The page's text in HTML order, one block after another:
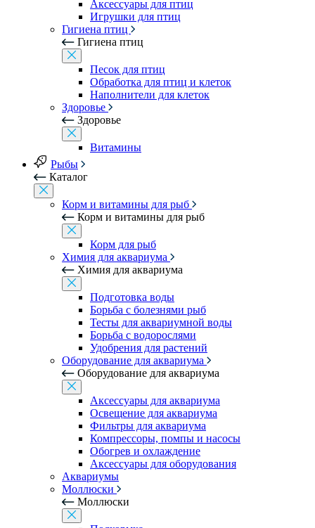
Аксессуары для птиц
Игрушки для птиц
Гигиена птиц
Гигиена птиц
Песок для птиц
Обработка для птиц и клеток
Наполнители для клеток
Здоровье
Здоровье
Витамины
Рыбы
Каталог
Корм и витамины для рыб
Корм и витамины для рыб
Корм для рыб
Химия для аквариума
Химия для аквариума
Подготовка воды
Борьба с болезнями рыб
Тесты для аквариумной воды
Борьба с водорослями
Удобрения для растений
Оборудование для аквариума
Оборудование для аквариума
Аксессуары для аквариума
Освещение для аквариума
Фильтры для аквариума
Компрессоры, помпы и насосы
Обогрев и охлаждение
Аксессуары для оборудования
Аквариумы
Моллюски
Моллюски